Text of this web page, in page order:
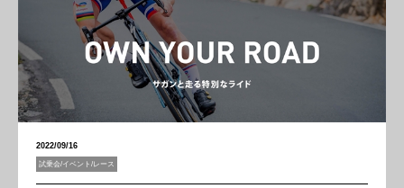
2022/09/16
試乗会/イベント/レース